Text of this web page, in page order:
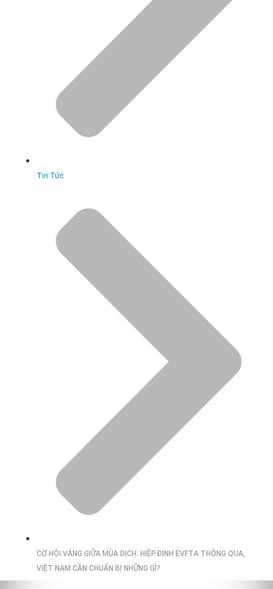
Tin Tức
CƠ HỘI VÀNG GIỮA MÙA DỊCH: HIỆP ĐỊNH EVFTA THÔNG QUA,
VIỆT NAM CẦN CHUẨN BỊ NHỮNG GÌ?